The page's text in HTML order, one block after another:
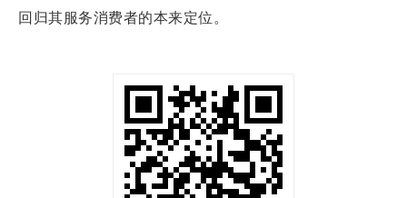
回归其服务消费者的本来定位。